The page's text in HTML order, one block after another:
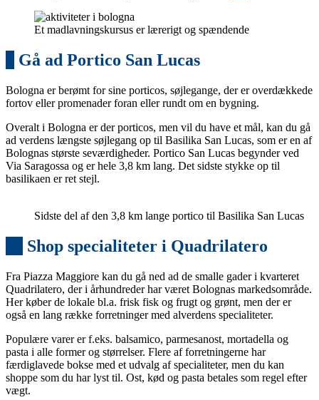
Et madlavningskursus er lærerigt og spændende
Gå ad Portico San Lucas
Bologna er berømt for sine porticos, søjlegange, der er overdækkede
fortov eller promenader foran eller rundt om en bygning.
Overalt i Bologna er der porticos, men vil du have et mål, kan du gå
ad verdens længste søjlegang op til Basilika San Lucas, som er en af
Bolognas største seværdigheder. Portico San Lucas begynder ved
Via Saragossa og er hele 3,8 km lang. Det sidste stykke op til
basilikaen er ret stejl.
Sidste del af den 3,8 km lange portico til Basilika San Lucas
Shop specialiteter i Quadrilatero
Fra Piazza Maggiore kan du gå ned ad de smalle gader i kvarteret
Quadrilatero, der i århundreder har været Bolognas markedsområde.
Her køber de lokale bl.a. frisk fisk og frugt og grønt, men der er
også en lang række forretninger med alverdens specialiteter.
Populære varer er f.eks. balsamico, parmesanost, mortadella og
pasta i alle former og størrelser. Flere af forretningerne har
færdiglavede bokse med et udvalg af specialiteter, men du kan
shoppe som du har lyst til. Ost, kød og pasta betales som regel efter
vægt.